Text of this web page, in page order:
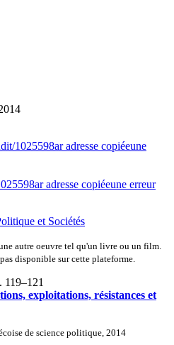
1025598aradresse copiéeune
adresse copiéeune erreur
et Sociétés
autre oeuvre tel qu'un livre ou un film.
disponible sur cette plateforme.
119–121
exploitations, résistances et
de science politique, 2014